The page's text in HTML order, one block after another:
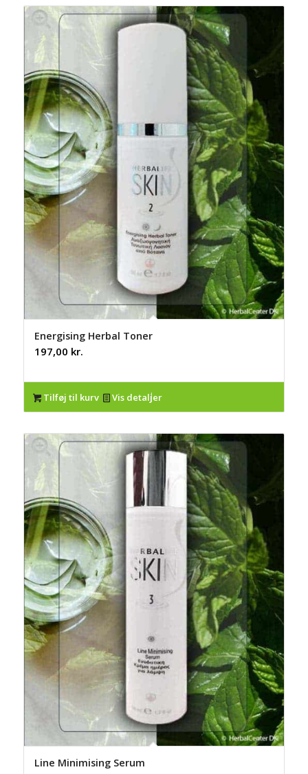
Energising Herbal Toner
197,00 kr.
Tilføj til kurv Vis detaljer
Line Minimising Serum